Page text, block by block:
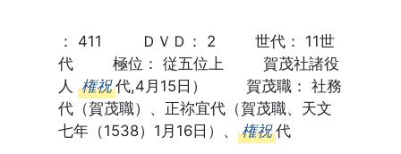
： 411 ＤＶＤ： 2 世代： 11世
代 極位： 従五位上 賀茂社諸役
人 権祝 代,4月15日） 賀茂職： 社務
代（賀茂職）、正祢宜代（賀茂職、天文
七年（1538）1月16日）、 権祝 代